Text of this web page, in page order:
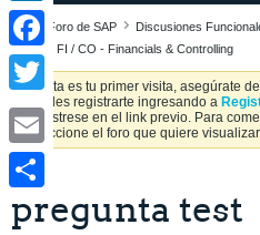
Foro de SAP
Discusiones
SAP FI / CO - Financials & Controlling
Si esta es tu primer visita, asegúrate
Puedes registrarte ingresando a
Regístrese en el link previo. Para
seleccione el foro que quiere
pregunta test
LinkedIn
Facebook
Twitter
Email
Share